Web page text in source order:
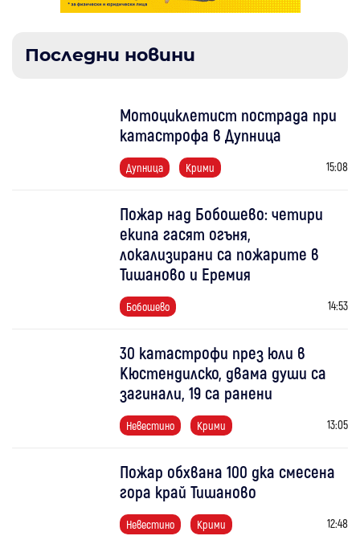
Последни новини
Мотоциклетист пострада при
катастрофа в Дупница
Дупница Крими 15:08
Пожар над Бобошево: четири
екипа гасят огъня,
локализирани са пожарите в
Тишаново и Еремия
Бобошево 14:53
30 катастрофи през юли в
Кюстендилско, двама души са
загинали, 19 са ранени
Невестино Крими 13:05
Пожар обхвана 100 дка смесена
гора край Тишаново
Невестино Крими 12:48